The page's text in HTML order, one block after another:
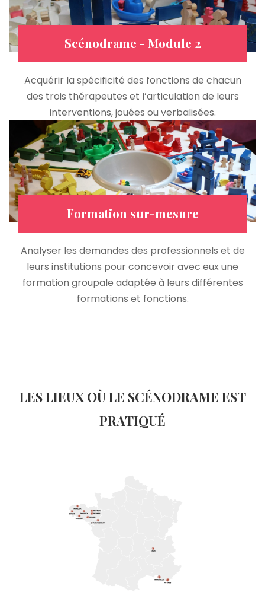
Scénodrame - Module 2
Acquérir la spécificité des fonctions de chacun
des trois thérapeutes et l’articulation de leurs
interventions, jouées ou verbalisées.
Formation sur-mesure
Analyser les demandes des professionnels et de
leurs institutions pour concevoir avec eux une
formation groupale adaptée à leurs différentes
formations et fonctions.
LES LIEUX OÙ LE SCÉNODRAME EST
PRATIQUÉ